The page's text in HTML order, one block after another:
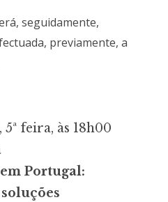
seguidamente,
previamente, a
feira, às 18h00
Portugal: